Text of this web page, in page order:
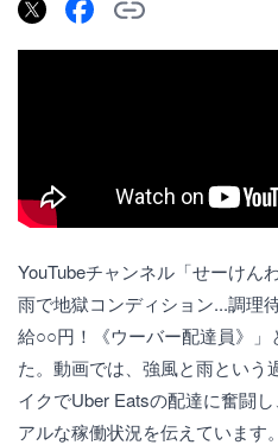
YouTubeチャンネル「せーけん
雨で地獄コンディション...調理
給○○円！《ウーバー配達員》
た。動画では、強風と雨という
イクでUber Eatsの配達に奮闘
アルな稼働状況を伝えています。